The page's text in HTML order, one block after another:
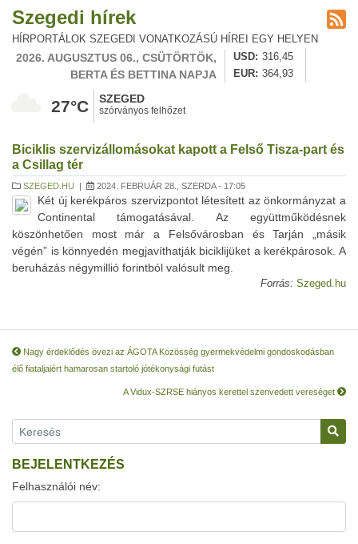
Szegedi hírek
HÍRPORTÁLOK SZEGEDI VONATKOZÁSÚ HÍREI EGY HELYEN
2026. AUGUSZTUS 06., CSÜTÖRTÖK,
BERTA ÉS BETTINA NAPJA
USD
316,45
EUR
364,93
27°C SZEGED
szórványos felhőzet
Biciklis szervizállomásokat kapott a Felső Tisza-part és
a Csillag tér
SZEGED.HU | 2024. FEBRUÁR 28., SZERDA - 17:05
Két új kerékpáros szervizpontot létesített az önkormányzat a
Continental támogatásával. Az együttműködésnek
köszönhetően most már a Felsővárosban és Tarján „másik
végén” is könnyedén megjavíthatják biciklijüket a kerékpárosok. A
beruházás négymillió forintból valósult meg.
Forrás: Szeged.hu
Nagy érdeklődés övezi az ÁGOTA Közösség gyermekvédelmi gondoskodásban
élő fiataljaiért hamarosan startoló jótékonysági futást
A Vidux-SZRSE hiányos kerettel szenvedett vereséget
BEJELENTKEZÉS
Felhasználói név: